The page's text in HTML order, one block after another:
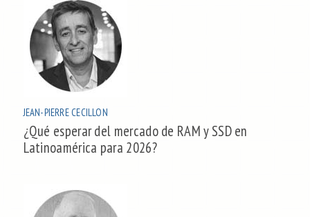
JEAN-PIERRE CECILLON
¿Qué esperar del mercado de RAM y SSD en
Latinoamérica para 2026?